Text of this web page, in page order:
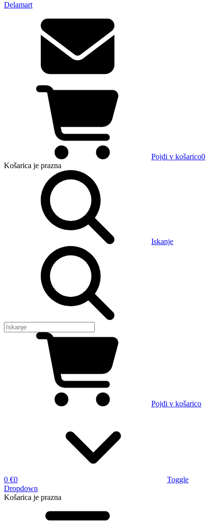
Delamart
Pojdi v košarico0
Košarica je prazna
Iskanje
Pojdi v košarico
0 €0
Toggle
Dropdown
Košarica je prazna